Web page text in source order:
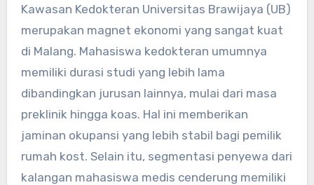
Kawasan Kedokteran Universitas Brawijaya (UB)
merupakan magnet ekonomi yang sangat kuat
di Malang. Mahasiswa kedokteran umumnya
memiliki durasi studi yang lebih lama
dibandingkan jurusan lainnya, mulai dari masa
preklinik hingga koas. Hal ini memberikan
jaminan okupansi yang lebih stabil bagi pemilik
rumah kost. Selain itu, segmentasi penyewa dari
kalangan mahasiswa medis cenderung memiliki